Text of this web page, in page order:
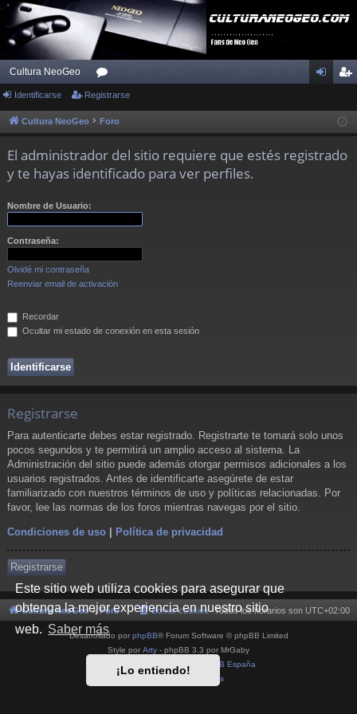
Este sitio web utiliza cookies para asegurar que
obtenga la mejor experiencia en nuestro sitio
web. Saber más
¡Lo entiendo!
Cultura NeoGeo
or
os ist
Identificarse Registrarse
Cultura NeoGeo Foro
El administrador del sitio requiere que estés registrado
y te hayas identificado para ver perfiles.
Nombre de Usuario:
Contraseña:
Olvidé mi contraseña
Reenviar email de activación
Recordar
Ocultar mi estado de conexión en esta sesión
Registrarse
Para autenticarte debes estar registrado. Registrarte te tomará solo unos
pocos segundos y te permitirá un amplio acceso al sistema. La
Administración del sitio puede además otorgar permisos adicionales a los
usuarios registrados. Antes de identificarte asegúrete de estar
familiarizado con nuestros términos de uso y políticas relacionadas. Por
favor, lee las normas de los foros mientras navegas por el sitio.
Condiciones de uso Política de privacidad
Registrarse
Cultura NeoGeo Foro Todos los horarios son UTC+02:00
Borrar cookies
Desarrollado por phpBB® Forum Software © phpBB Limited
Style por Arty - phpBB 3.3 por MrGaby
phpBB España
Condiciones